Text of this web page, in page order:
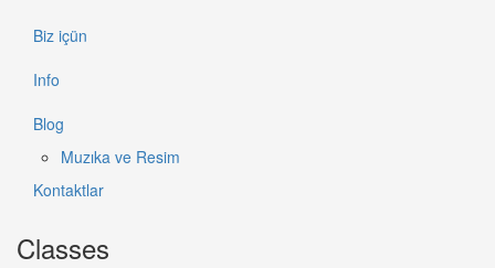
Biz içün
Info
Blog
Muzıka ve Resim
Kontaktlar
Classes